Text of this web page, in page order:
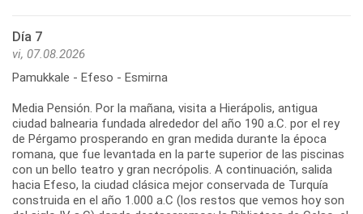
Día 7
vi, 07.08.2026
Pamukkale - Efeso - Esmirna
Media Pensión. Por la mañana, visita a Hierápolis, antigua
ciudad balnearia fundada alrededor del año 190 a.C. por el rey
de Pérgamo prosperando en gran medida durante la época
romana, que fue levantada en la parte superior de las piscinas
con un bello teatro y gran necrópolis. A continuación, salida
hacia Efeso, la ciudad clásica mejor conservada de Turquía
construida en el año 1.000 a.C (los restos que vemos hoy son